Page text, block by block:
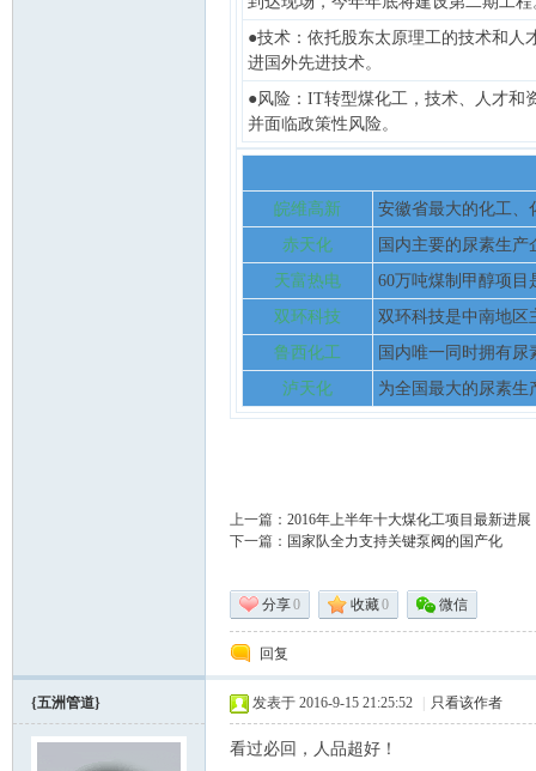
●技术：依托股东太原理工的技术和人
进国外先进技术。
●风险：IT转型煤化工，技术、人才和
并面临政策性风险。
皖维高新
安徽省最大的化工、
赤天化
国内主要的尿素生产
天富热电
60万吨煤制甲醇项
双环科技
双环科技是中南地区
鲁西化工
国内唯一同时拥有
泸天化
为全国最大的尿素生
上一篇： 2016年上半年十大煤化工项目最新进展
下一篇： 国家队全力支持关键泵阀的国产化
分享0 收藏0 微信
回复
{五洲管道} 发表于 2016-9-15 21:25:52 只看该作者
看过必回，人品超好！